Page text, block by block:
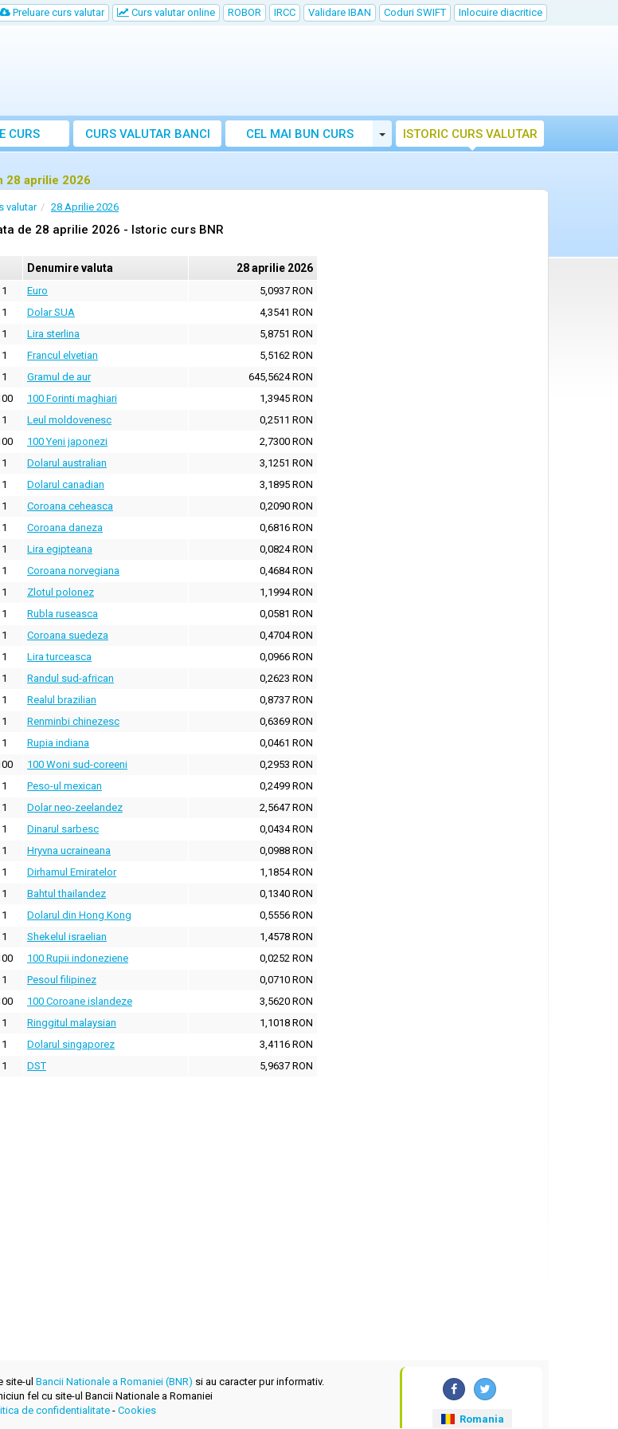
Preluare curs valutar Curs valutar online ROBOR IRCC Validare IBAN Coduri SWIFT Inlocuire diacritice
CURS CURS VALUTAR BANCI CEL MAI BUN CURS Toggle Dropdown
ISTORIC CURS VALUTAR
28 aprilie 2026
valutar 28 Aprilie 2026
de 28 aprilie 2026 - Istoric curs BNR
Denumire valuta 28 aprilie 2026
1 Euro
5,0937 RON
1 Dolar SUA
4,3541 RON
1 Lira sterlina
5,8751 RON
1 Francul elvetian
5,5162 RON
1 Gramul de aur
645,5624 RON
100 Forinti maghiari
1,3945 RON
1 Leul moldovenesc
0,2511 RON
100 Yeni japonezi
2,7300 RON
1 Dolarul australian
3,1251 RON
1 Dolarul canadian
3,1895 RON
1 Coroana ceheasca
0,2090 RON
1 Coroana daneza
0,6816 RON
1 Lira egipteana
0,0824 RON
1 Coroana norvegiana
0,4684 RON
1 Zlotul polonez
1,1994 RON
1 Rubla ruseasca
0,0581 RON
1 Coroana suedeza
0,4704 RON
1 Lira turceasca
0,0966 RON
1 Randul sud-african
0,2623 RON
1 Realul brazilian
0,8737 RON
1 Renminbi chinezesc
0,6369 RON
1 Rupia indiana
0,0461 RON
100 Woni sud-coreeni
0,2953 RON
1 Peso-ul mexican
0,2499 RON
1 Dolar neo-zeelandez
2,5647 RON
1 Dinarul sarbesc
0,0434 RON
1 Hryvna ucraineana
0,0988 RON
1 Dirhamul Emiratelor
1,1854 RON
1 Bahtul thailandez
0,1340 RON
1 Dolarul din Hong Kong
0,5556 RON
1 Shekelul israelian
1,4578 RON
100 Rupii indoneziene
0,0252 RON
1 Pesoul filipinez
0,0710 RON
100 Coroane islandeze
3,5620 RON
1 Ringgitul malaysian
1,1018 RON
1 Dolarul singaporez
3,4116 RON
1 DST 5,9637 RON
site-ul Bancii Nationale a Romaniei (BNR) si au caracter pur informativ.
fel cu site-ul Bancii Nationale a Romaniei
de confidentialitate- Cookies
Romania